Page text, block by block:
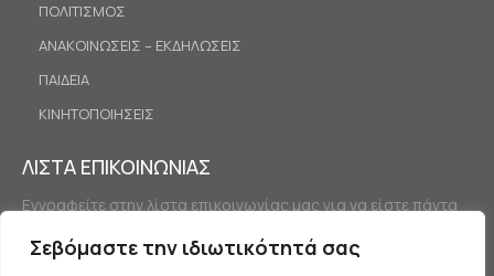
Σεβόμαστε την ιδιωτικότητά σας
ΠΟΛΙΤΙΣΜΟΣ
ΑΝΑΚΟΙΝΩΣΕΙΣ – ΕΚΔΗΛΩΣΕΙΣ
ΠΑΙΔΕΙΑ
ΚΙΝΗΤΟΠΟΙΗΣΕΙΣ
ΛΙΣΤΑ ΕΠΙΚΟΙΝΩΝΙΑΣ
Εγγραφείτε στην λίστα επικοινωνίας μας για να είστε πάντα